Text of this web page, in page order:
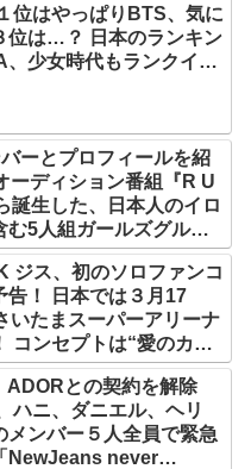
位はやっぱりBTS、気に
位は…？ 日本のランキン
少女時代もランクイ
バーとプロフィールを紹
ーディション番組『R U
誕生した、日本人のイロ
む5人組ガールズグルー
曲「Magnetic」がいき
ト
ジス、初のソロファンコ
告！ 日本では３月17
いたまスーパーアリーナ
コンセプトは“愛のカケ
には新アルバム
』もリリース
ADORとの契約を解除
ハニ、ダニエル、ヘリ
メンバー５人全員で緊急
NewJeans never